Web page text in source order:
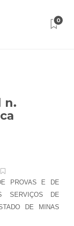
0
n.
PROVAS E DE
SERVIÇOS DE
DE MINAS